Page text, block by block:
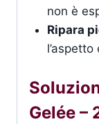
non è
Ripara
Gelée –